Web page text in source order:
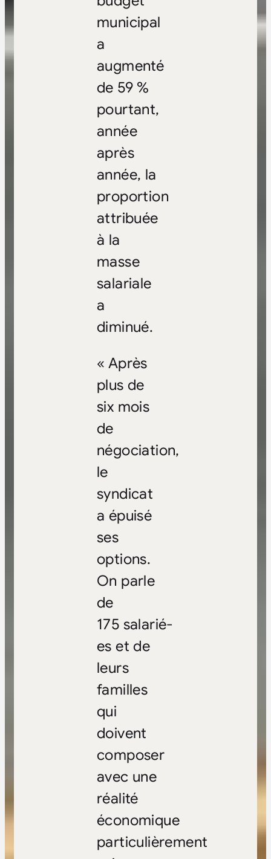
municipal
a
augmenté
de 59 %
pourtant,
année
après
année, la
proportion
attribuée
à la
masse
salariale
a
diminué.
« Après
plus de
six mois
de
négociation,
le
syndicat
a épuisé
ses
options.
On parle
de
175 salarié-
es et de
leurs
familles
qui
doivent
composer
avec une
réalité
économique
particulièrement